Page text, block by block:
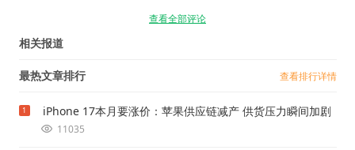
查看全部评论
相关报道
最热文章排行 查看排行详情
1 iPhone 17本月要涨价：苹果供应链减产 供货压力瞬间加剧
11035